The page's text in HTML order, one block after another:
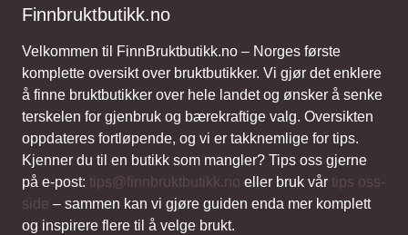
Finnbruktbutikk.no
Velkommen til FinnBruktbutikk.no – Norges første
komplette oversikt over bruktbutikker. Vi gjør det enklere
å finne bruktbutikker over hele landet og ønsker å senke
terskelen for gjenbruk og bærekraftige valg. Oversikten
oppdateres fortløpende, og vi er takknemlige for tips.
Kjenner du til en butikk som mangler? Tips oss gjerne
på e-post: tips@finnbruktbutikk.no eller bruk vår tips oss-
side – sammen kan vi gjøre guiden enda mer komplett
og inspirere flere til å velge brukt.